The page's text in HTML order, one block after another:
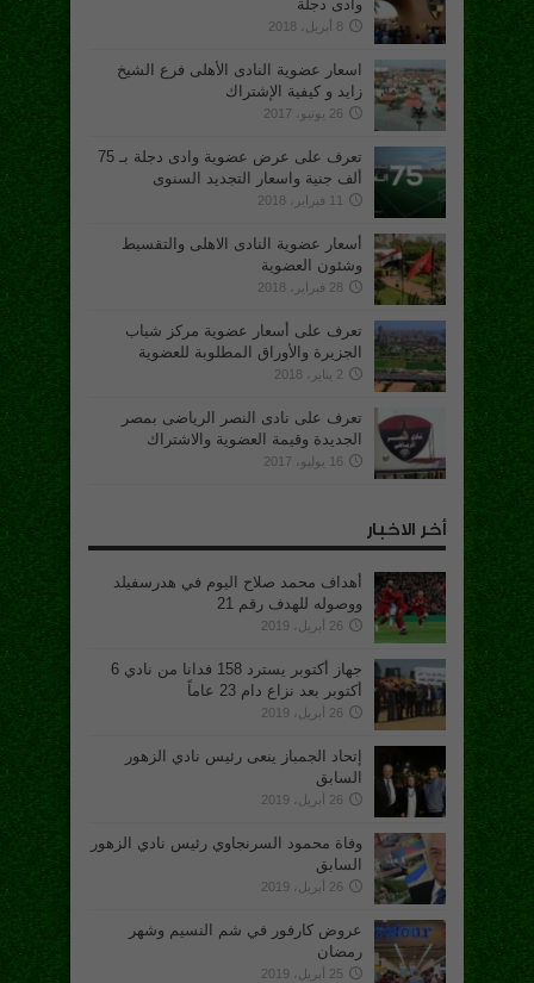
وادى دجلة
8 أبريل، 2018
اسعار عضوية النادى الأهلى فرع الشيخ
زايد و كيفية الإشتراك
26 يونيو، 2017
تعرف على عرض عضوية وادى دجلة بـ 75
ألف جنية واسعار التجديد السنوى
11 فبراير، 2018
أسعار عضوية النادى الاهلى والتقسيط
وشئون العضوية
28 فبراير، 2018
تعرف على أسعار عضوية مركز شباب
الجزيرة والأوراق المطلوبة للعضوية
2 يناير، 2018
تعرف على نادى النصر الرياضى بمصر
الجديدة وقيمة العضوية والاشتراك
16 يوليو، 2017
أخر الاخبار
أهداف محمد صلاح اليوم في هدرسفيلد
ووصوله للهدف رقم 21
26 أبريل، 2019
جهاز أكتوبر يسترد 158 فدانا من نادي 6
أكتوبر بعد نزاع دام 23 عاماً
26 أبريل، 2019
إتحاد الجمباز ينعى رئيس نادي الزهور
السابق
26 أبريل، 2019
وفاة محمود السرنجاوي رئيس نادي الزهور
السابق
26 أبريل، 2019
عروض كارفور في شم النسيم وشهر
رمضان
25 أبريل، 2019